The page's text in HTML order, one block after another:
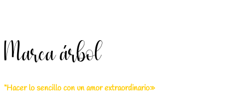
Marca árbol
“Hacer lo sencillo con un amor extraordinario»